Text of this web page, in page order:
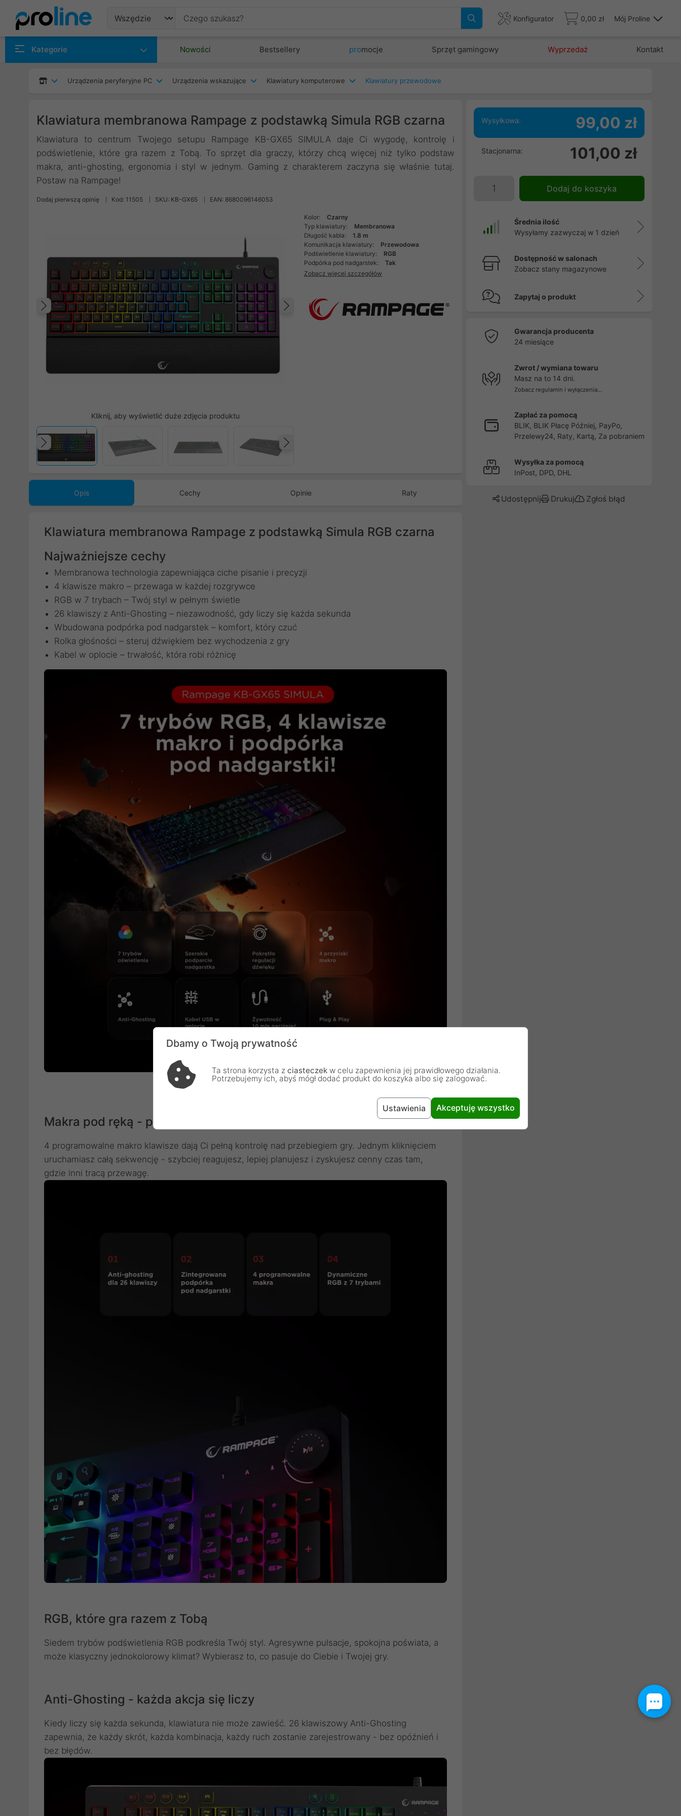
Konfigurator 0,00 zł Mój Proline
Kategorie Nowości Bestsellery promocje Sprzęt gamingowy Wyprzedaż Kontakt
Urządzenia peryferyjne PC Urządzenia wskazujące Klawiatury komputerowe Klawiatury przewodowe
Klawiatura membranowa Rampage z podstawką Simula RGB czarna
Klawiatura to centrum Twojego setupu Rampage KB-GX65 SIMULA daje Ci wygodę, kontrolę i
podświetlenie, które gra razem z Tobą. To sprzęt dla graczy, którzy chcą więcej niż tylko podstaw
makra, anti-ghosting, ergonomia i styl w jednym. Gaming z charakterem zaczyna się właśnie tutaj.
Postaw na Rampage!
Dodaj pierwszą opinię Kod: 11505 SKU: KB-GX65 EAN: 8680096146053
Następny
Poprzedni
Kliknij, aby wyświetlić duże zdjęcia produktu
Poprzedni
Kolor:
Czarny
Typ klawiatury:
Membranowa
Długość kabla:
1.8 m
Komunikacja klawiatury:
Przewodowa
Podświetlenie klawiatury:
RGB
Podpórka pod nadgarstek:
Tak
Zobacz więcej szczegółów
Opis Cechy Opinie Raty
Klawiatura membranowa Rampage z podstawką Simula RGB czarna
Najważniejsze cechy
Membranowa technologia zapewniająca ciche pisanie i precyzji
4 klawisze makro – przewaga w każdej rozgrywce
RGB w 7 trybach – Twój styl w pełnym świetle
26 klawiszy z Anti-Ghosting – niezawodność, gdy liczy się każda sekunda
Wbudowana podpórka pod nadgarstek – komfort, który czuć
Rolka głośności – steruj dźwiękiem bez wychodzenia z gry
Kabel w oplocie – trwałość, która robi różnicę
Makra pod ręką - przewaga, która robi różnicę
4 programowalne makro klawisze dają Ci pełną kontrolę nad przebiegiem gry. Jednym kliknięciem
uruchamiasz całą sekwencję - szybciej reagujesz, lepiej planujesz i zyskujesz cenny czas tam,
gdzie inni tracą przewagę.
RGB, które gra razem z Tobą
Siedem trybów podświetlenia RGB podkreśla Twój styl. Agresywne pulsacje, spokojna poświata, a
może klasyczny jednokolorowy klimat? Wybierasz to, co pasuje do Ciebie i Twojej gry.
Anti-Ghosting - każda akcja się liczy
Kiedy liczy się każda sekunda, klawiatura nie może zawieść. 26 klawiszowy Anti-Ghosting
zapewnia, że każdy skrót, każda kombinacja, każdy ruch zostanie zarejestrowany - bez opóźnień i
bez błędów.
Wysyłkowa: 99,00 zł
Stacjonarna: 101,00 zł
Dodaj do koszyka
Średnia ilość
Wysyłamy zazwyczaj w 1 dzień
Dostępność w salonach
Zobacz stany magazynowe
Zapytaj o produkt
Gwarancja producenta
24 miesiące
Zwrot / wymiana towaru
Masz na to 14 dni.
Zobacz regulamin i wyłączenia...
Zapłać za pomocą
BLIK, BLIK Płacę Później, PayPo,
Przelewy24, Raty, Kartą, Za pobraniem
Wysyłka za pomocą
InPost, DPD, DHL
Udostępnij Drukuj Zgłoś błąd
Dbamy o Twoją prywatność
Ta strona korzysta z ciasteczek w celu zapewnienia jej prawidłowego działania.
Potrzebujemy ich, abyś mógł dodać produkt do koszyka albo się zalogować.
Ustawienia Akceptuję wszystko